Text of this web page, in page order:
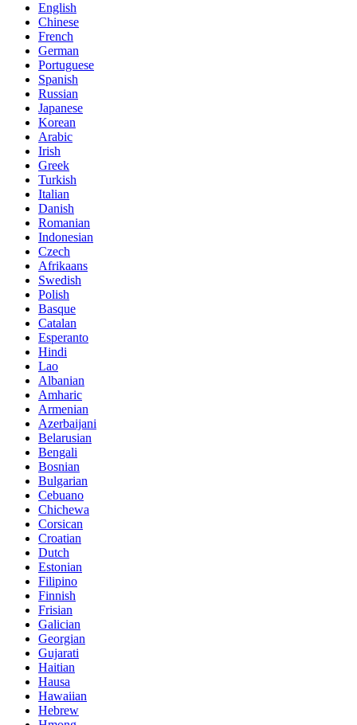
English
Chinese
French
German
Portuguese
Spanish
Russian
Japanese
Korean
Arabic
Irish
Greek
Turkish
Italian
Danish
Romanian
Indonesian
Czech
Afrikaans
Swedish
Polish
Basque
Catalan
Esperanto
Hindi
Lao
Albanian
Amharic
Armenian
Azerbaijani
Belarusian
Bengali
Bosnian
Bulgarian
Cebuano
Chichewa
Corsican
Croatian
Dutch
Estonian
Filipino
Finnish
Frisian
Galician
Georgian
Gujarati
Haitian
Hausa
Hawaiian
Hebrew